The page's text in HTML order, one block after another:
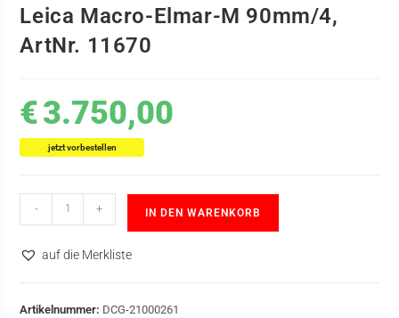
Leica Macro-Elmar-M 90mm/4,
ArtNr. 11670
€3.750,00
jetzt vorbestellen
- + IN DEN WARENKORB
auf die Merkliste
Artikelnummer: DCG-21000261